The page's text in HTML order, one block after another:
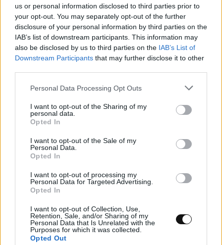
us or personal information disclosed to third parties prior to
your opt-out. You may separately opt-out of the further
disclosure of your personal information by third parties on the
IAB’s list of downstream participants. This information may
also be disclosed by us to third parties on the IAB’s List of
Downstream Participants that may further disclose it to other
Personal Data Processing Opt Outs
I want to opt-out of the Sharing of my
personal data.
Opted In
I want to opt-out of the Sale of my
Personal Data.
Opted In
I want to opt-out of processing my
Personal Data for Targeted Advertising.
Opted In
I want to opt-out of Collection, Use,
Retention, Sale, and/or Sharing of my
Personal Data that Is Unrelated with the
Purposes for which it was collected.
Opted Out
Ένας «θερμοστάτης» για πιο ρεαλιστικές
κβαντικές προσομοιώσεις – Τι κερδίζει η
Φυσική ;
ΕΠΙΣΤΉΜΗ 11:00, 06/08/2026